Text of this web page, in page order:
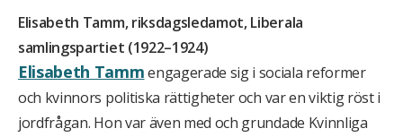
Elisabeth Tamm, riksdagsledamot, Liberala
samlingspartiet (1922–1924)
Elisabeth Tammengagerade sig i sociala reformer
och kvinnors politiska rättigheter och var en viktig röst i
jordfrågan. Hon var även med och grundade Kvinnliga